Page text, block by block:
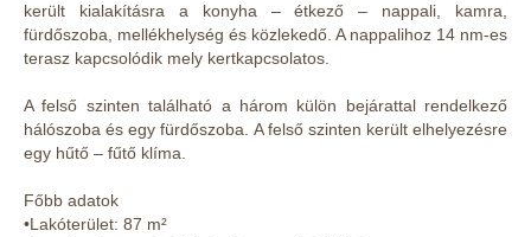
került kialakításra a konyha – étkező – nappali, kamra,
fürdőszoba, mellékhelység és közlekedő. A nappalihoz 14 nm-es
terasz kapcsolódik mely kertkapcsolatos.
A felső szinten található a három külön bejárattal rendelkező
hálószoba és egy fürdőszoba. A felső szinten került elhelyezésre
egy hűtő – fűtő klíma.
Főbb adatok
•Lakóterület: 87 m²